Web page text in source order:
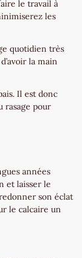
le travail à
les
quotidien très
la main
Il est donc
rasage pour
années
et laisser le
son éclat
le calcaire un